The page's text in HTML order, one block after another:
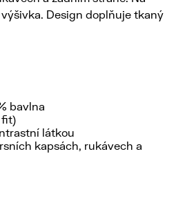
Design doplňuje tkaný
bavlna
fit)
látkou
kapsách, rukávech a